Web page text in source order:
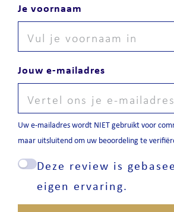
Je voornaam
Jouw e-mailadres
Uw e-mailadres wordt NIET gebruikt voor
maar uitsluitend om uw beoordeling te
Deze review is
eigen ervaring.